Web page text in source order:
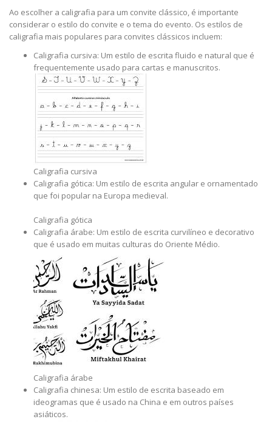
Ao escolher a caligrafia para um convite clássico, é importante
considerar o estilo do convite e o tema do evento. Os estilos de
caligrafia mais populares para convites clássicos incluem:
Caligrafia cursiva: Um estilo de escrita fluido e natural que é
frequentemente usado para cartas e manuscritos.
Caligrafia cursiva
Caligrafia gótica: Um estilo de escrita angular e ornamentado
que foi popular na Europa medieval.
Caligrafia gótica
Caligrafia árabe: Um estilo de escrita curvilíneo e decorativo
que é usado em muitas culturas do Oriente Médio.
Caligrafia árabe
Caligrafia chinesa: Um estilo de escrita baseado em
ideogramas que é usado na China e em outros países
asiáticos.